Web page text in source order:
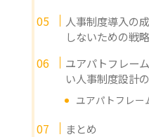
人事制度導入の
しないための戦
ユアパトフレー
い人事制度設計
ユアパトフレー
まとめ